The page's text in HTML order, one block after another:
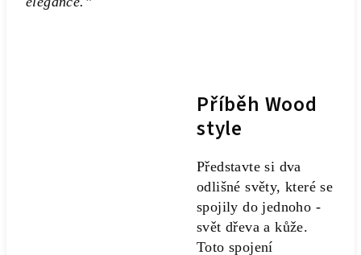
Příběh Wood
style
Představte si dva
odlišné světy, které se
spojily do jednoho -
svět dřeva a kůže.
Toto spojení